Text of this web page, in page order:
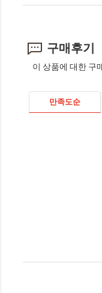
구매후기
이 상품에 대한 구
만족도순